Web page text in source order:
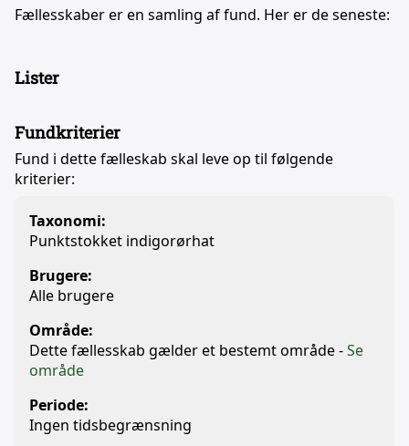
Fællesskaber er en samling af fund. Her er de seneste:
Lister
Fundkriterier
Fund i dette fælleskab skal leve op til følgende
kriterier:
Taxonomi:
Punktstokket indigorørhat
Brugere:
Alle brugere
Område:
Dette fællesskab gælder et bestemt område -Se
område
Periode:
Ingen tidsbegrænsning